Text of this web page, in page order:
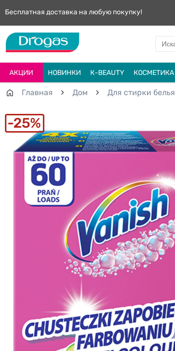
Бесплатная доставка на любую покупку!
АКЦИИ НОВИНКИ К-BEAUTY КОСМЕТИКА
Главная Дом Для стирки белья
25%